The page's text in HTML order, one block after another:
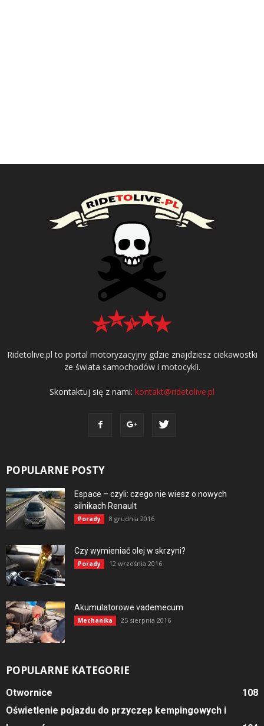
Ridetolive.pl to portal motoryzacyjny gdzie znajdziesz ciekawostki
ze świata samochodów i motocykli.
Skontaktuj się z nami: kontakt@ridetolive.pl
POPULARNE POSTY
Espace – czyli: czego nie wiesz o nowych
silnikach Renault
Porady 8 grudnia 2016
Czy wymieniać olej w skrzyni?
Porady 12 września 2016
Akumulatorowe vademecum
Mechanika 25 sierpnia 2016
POPULARNE KATEGORIE
Otwornice
108
Oświetlenie pojazdu do przyczep kempingowych i